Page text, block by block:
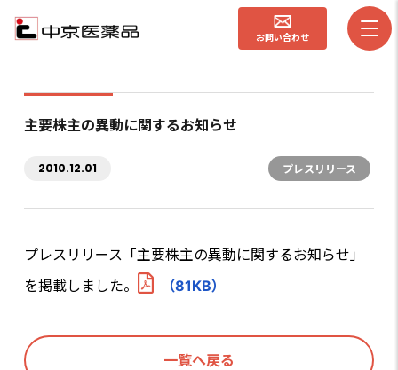
お問い合わせ
主要株主の異動に関するお知らせ
2010.12.01 プレスリリース
プレスリリース「主要株主の異動に関するお知らせ」
を掲載しました。
（81KB）
一覧へ戻る